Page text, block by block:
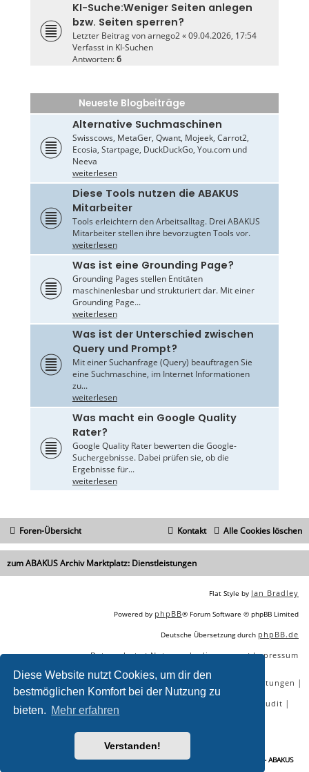
Diese Website nutzt Cookies, um dir den
bestmöglichen Komfort bei der Nutzung zu
bieten. Mehr erfahren
Verstanden!
KI-Suche:Weniger Seiten anlegen
bzw. Seiten sperren?
Letzter Beitrag vonarnego2«09.04.2026, 17:54
Verfasst in KI-Suchen
Antworten:6
Neueste Blogbeiträge
Alternative Suchmaschinen
Swisscows, MetaGer, Qwant, Mojeek, Carrot2,
Ecosia, Startpage, DuckDuckGo, You.com und
Neeva
weiterlesen
Diese Tools nutzen die ABAKUS
Mitarbeiter
Tools erleichtern den Arbeitsalltag. Drei ABAKUS
Mitarbeiter stellen ihre bevorzugten Tools vor.
weiterlesen
Was ist eine Grounding Page?
Grounding Pages stellen Entitäten
maschinenlesbar und strukturiert dar. Mit einer
Grounding Page...
weiterlesen
Was ist der Unterschied zwischen
Query und Prompt?
Mit einer Suchanfrage (Query) beauftragen Sie
eine Suchmaschine, im Internet Informationen
zu...
weiterlesen
Was macht ein Google Quality
Rater?
Google Quality Rater bewerten die Google-
Suchergebnisse. Dabei prüfen sie, ob die
Ergebnisse für...
weiterlesen
Foren-Übersicht Alle Cookies löschen
Kontakt
zum ABAKUS Archiv Marktplatz: Dienstleistungen
Flat Style by Ian Bradley
Powered by phpBB® Forum Software © phpBB Limited
Deutsche Übersetzung durch phpBB.de
Datenschutz|Nutzungsbedingungen|Impressum
SEO Online Tools SEO Dienstleistungen |
SEO Workshops | SEO Beratung SEO Audit |
[S] Suche einen Texter für das Umschreiben eines Textes - ABAKUS